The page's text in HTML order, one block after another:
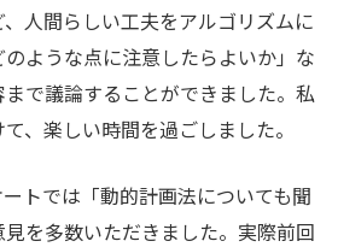
人間らしい工夫をアルゴリズムに
ような点に注意したらよいか」な
で議論することができました。私
、楽しい時間を過ごしました。
トでは「動的計画法についても聞
を多数いただきました。実際前回